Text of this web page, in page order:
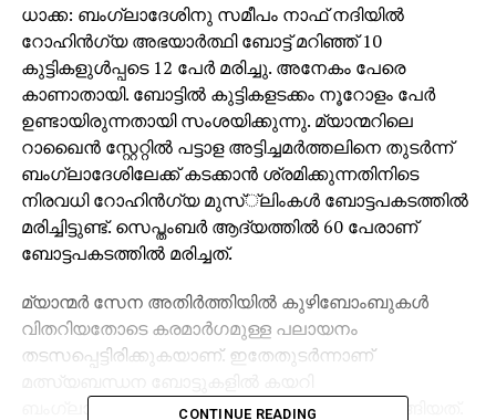
ധാക്ക: ബംഗ്ലാദേശിനു സമീപം നാഫ് നദിയില്‍
റോഹിന്‍ഗ്യ അഭയാര്‍ത്ഥി ബോട്ട് മറിഞ്ഞ് 10
കുട്ടികളുള്‍പ്പടെ 12 പേര്‍ മരിച്ചു. അനേകം പേരെ
കാണാതായി. ബോട്ടില്‍ കുട്ടികളടക്കം നൂറോളം പേര്‍
ഉണ്ടായിരുന്നതായി സംശയിക്കുന്നു. മ്യാന്മറിലെ
റാഖൈന്‍ സ്റ്റേറ്റില്‍ പട്ടാള അട്ടിച്ചമര്‍ത്തലിനെ തുടര്‍ന്ന്
ബംഗ്ലാദേശിലേക്ക് കടക്കാന്‍ ശ്രമിക്കുന്നതിനിടെ
നിരവധി റോഹിന്‍ഗ്യ മുസ്്‌ലിംകള്‍ ബോട്ടപകടത്തില്‍
മരിച്ചിട്ടുണ്ട്. സെപ്തംബര്‍ ആദ്യത്തില്‍ 60 പേരാണ്
ബോട്ടപകടത്തില്‍ മരിച്ചത്.
മ്യാന്മര്‍ സേന അതിര്‍ത്തിയില്‍ കുഴിബോംബുകള്‍
വിതറിയതോടെ കരമാര്‍ഗമുള്ള പലായനം
തടസപ്പെട്ടിരിക്കുകയാണ്. ഇതേതുടര്‍ന്നാണ്
ബംഗ്ലാദേശിലേക്ക് പലായനം ചെയ്യാന്‍ തുടങ്ങിയത്.
CONTINUE READING